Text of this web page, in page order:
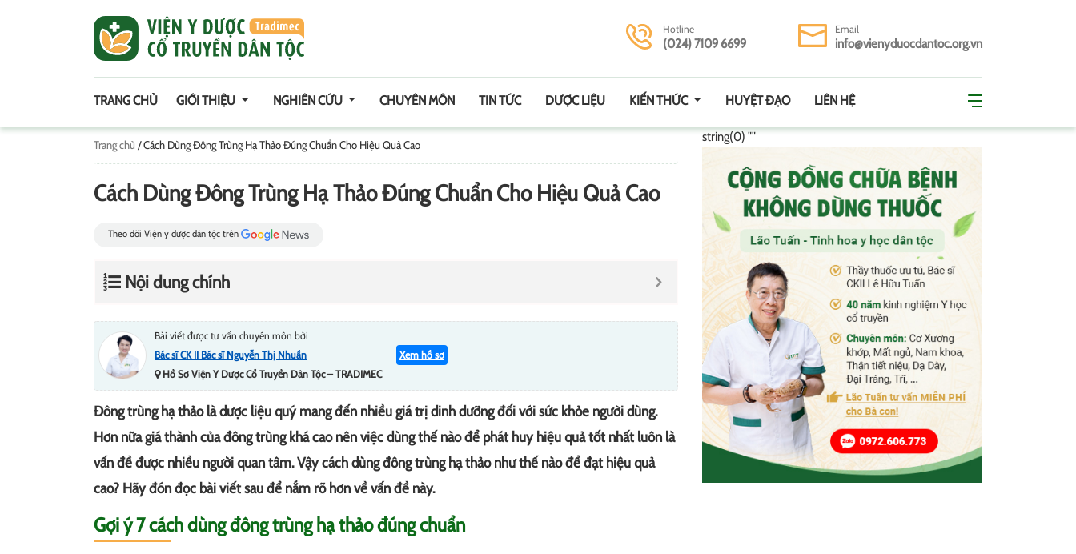
Hotline
(024) 7109 6699
Email
info@vienyduocdantoc.org.vn
TRANG CHỦ GIỚI THIỆU NGHIÊN CỨU CHUYÊN MÔN TIN TỨC DƯỢC LIỆU KIẾN THỨC HUYỆT ĐẠO LIÊN HỆ
Trang chủ /Cách Dùng Đông Trùng Hạ Thảo Đúng Chuẩn Cho Hiệu Quả Cao
Cách Dùng Đông Trùng Hạ Thảo Đúng Chuẩn Cho Hiệu Quả Cao
Theo dõi Viện y dược dân tộc trên
Nội dung chính
Bài viết được tư vấn chuyên môn bởi
Bác sĩ CK II Bác sĩ Nguyễn Thị Nhuần
Hồ Sơ Viện Y Dược Cổ Truyền Dân Tộc – TRADIMEC
Xem hồ sơ
Đông trùng hạ thảo là dược liệu quý mang đến nhiều giá trị dinh dưỡng đối với sức khỏe người dùng.
Hơn nữa giá thành của đông trùng khá cao nên việc dùng thế nào để phát huy hiệu quả tốt nhất luôn là
vấn đề được nhiều người quan tâm. Vậy cách dùng đông trùng hạ thảo như thế nào để đạt hiệu quả
cao? Hãy đón đọc bài viết sau để nắm rõ hơn về vấn đề này.
Gợi ý 7 cách dùng đông trùng hạ thảo đúng chuẩn
string(0) ""